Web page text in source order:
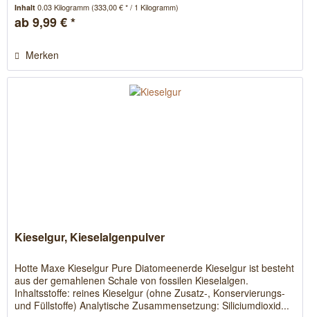
Inhalt0.03 Kilogramm(333,00 € * / 1 Kilogramm)
ab 9,99 € *
Merken
Kieselgur, Kieselalgenpulver
Hotte Maxe Kieselgur Pure Diatomeenerde Kieselgur ist besteht
aus der gemahlenen Schale von fossilen Kieselalgen.
Inhaltsstoffe: reines Kieselgur (ohne Zusatz-, Konservierungs-
und Füllstoffe) Analytische Zusammensetzung: Siliciumdioxid...